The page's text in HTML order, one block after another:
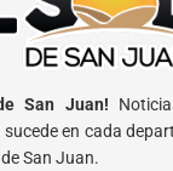
San Juan!
en cada
San Juan.